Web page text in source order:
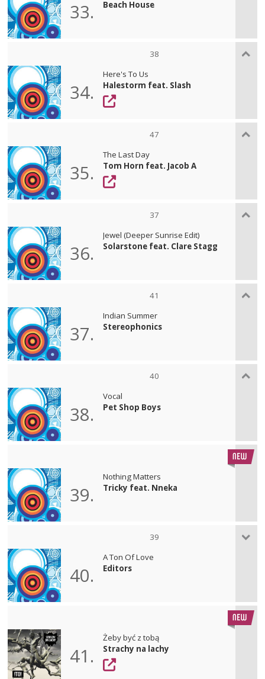
33. Beach House
38
34.
Here's To Us
Halestorm feat. Slash
47
35.
The Last Day
Tom Horn feat. Jacob A
37
36.
Jewel (Deeper Sunrise Edit)
Solarstone feat. Clare Stagg
41
37.
Indian Summer
Stereophonics
40
38.
Vocal
Pet Shop Boys
39.
Nothing Matters
Tricky feat. Nneka
39
40.
A Ton Of Love
Editors
41.
Żeby być z tobą
Strachy na lachy